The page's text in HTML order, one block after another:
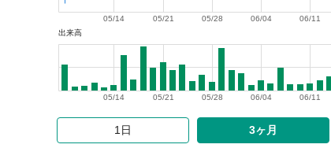
06/11
06/04
05/28
05/21
05/14
出来高
06/11
06/04
05/28
05/21
05/14
1日 3ヶ月